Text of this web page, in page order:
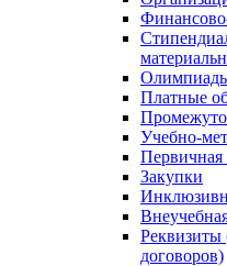
Платные
Учебно-
Первичная
Закупки
Реквизиты
договоров)